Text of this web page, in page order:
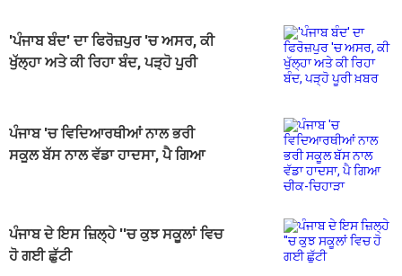
'ਪੰਜਾਬ ਬੰਦ' ਦਾ ਫਿਰੋਜ਼ਪੁਰ 'ਚ ਅਸਰ, ਕੀ
ਖੁੱਲ੍ਹਾ ਅਤੇ ਕੀ ਰਿਹਾ ਬੰਦ, ਪੜ੍ਹੋ ਪੂਰੀ
ਪੰਜਾਬ 'ਚ ਵਿਦਿਆਰਥੀਆਂ ਨਾਲ ਭਰੀ
ਸਕੂਲ ਬੱਸ ਨਾਲ ਵੱਡਾ ਹਾਦਸਾ, ਪੈ ਗਿਆ
ਪੰਜਾਬ ਦੇ ਇਸ ਜ਼ਿਲ੍ਹੇ ''ਚ ਕੁਝ ਸਕੂਲਾਂ ਵਿਚ
ਹੋ ਗਈ ਛੁੱਟੀ